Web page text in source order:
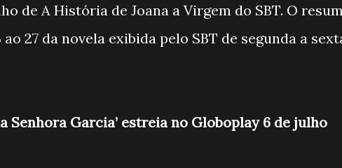
de A História de Joana a Virgem do SBT. O
27 da novela exibida pelo SBT de segunda a
Senhora Garcia’ estreia no Globoplay 6 de julho